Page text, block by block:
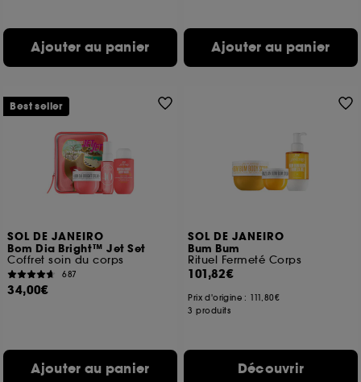
Ajouter au panier Ajouter au panier
SOL DE JANEIRO
Bom Dia Bright™ Jet Set
Coffret soin du corps
687
34,00€
Ajouter au panier
Best seller
SOL DE JANEIRO
Bum Bum
Rituel Fermeté Corps
101,82€
Prix d'origine : 111,80€
3 produits
Découvrir